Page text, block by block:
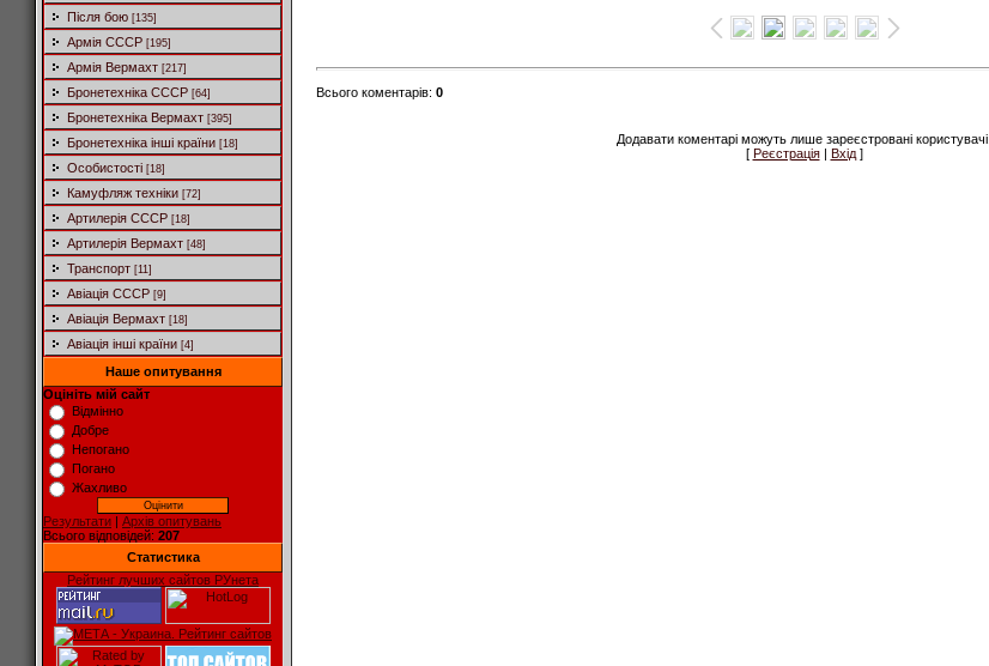
Після бою [135]
Армія СССР [195]
Армія Вермахт [217]
Бронетехніка СССР [64]
Бронетехніка Вермахт [395]
Бронетехніка інші країни [18]
Особистості [18]
Камуфляж техніки [72]
Артилерія СССР [18]
Артилерія Вермахт [48]
Транспорт [11]
Авіація СССР [9]
Авіація Вермахт [18]
Авіація інші країни [4]
Наше опитування
Оцініть мій сайт
Відмінно
Добре
Непогано
Погано
Жахливо
Результати | Архів опитувань
Всього відповідей: 207
Статистика
Рейтинг лучших сайтов РУнета
Всього коментарів: 0
Додавати коментарі можуть лише зареєстровані користувачі.
[ Реєстрація| Вхід]